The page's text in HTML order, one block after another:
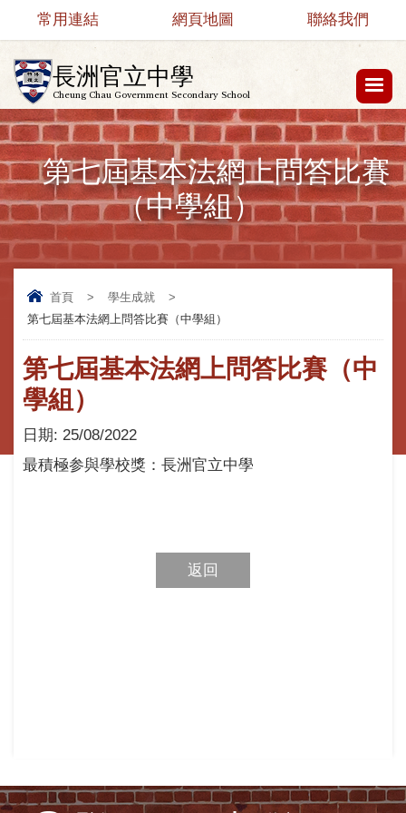
長洲官立中學
Cheung Chau Government Secondary School
常用連結 網頁地圖 聯絡我們
第七屆基本法網上問答比賽
（中學組）
首頁 > 學生成就
>
第七屆基本法網上問答比賽（中學組）
第七屆基本法網上問答比賽（中
學組）
日期: 25/08/2022
最積極参與學校獎：長洲官立中學
返回